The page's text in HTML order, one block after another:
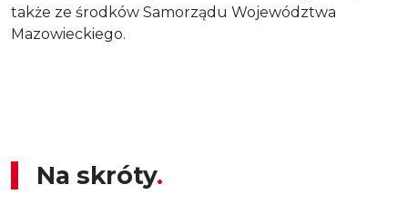
także ze środków Samorządu Województwa
Mazowieckiego.
Na skróty